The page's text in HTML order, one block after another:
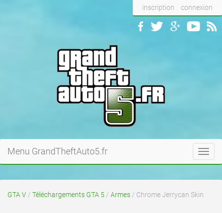
inscription connexion
Menu GrandTheftAuto5.fr
GTA V / Téléchargements GTA 5 / Armes / Chrome Jerrycan Skin